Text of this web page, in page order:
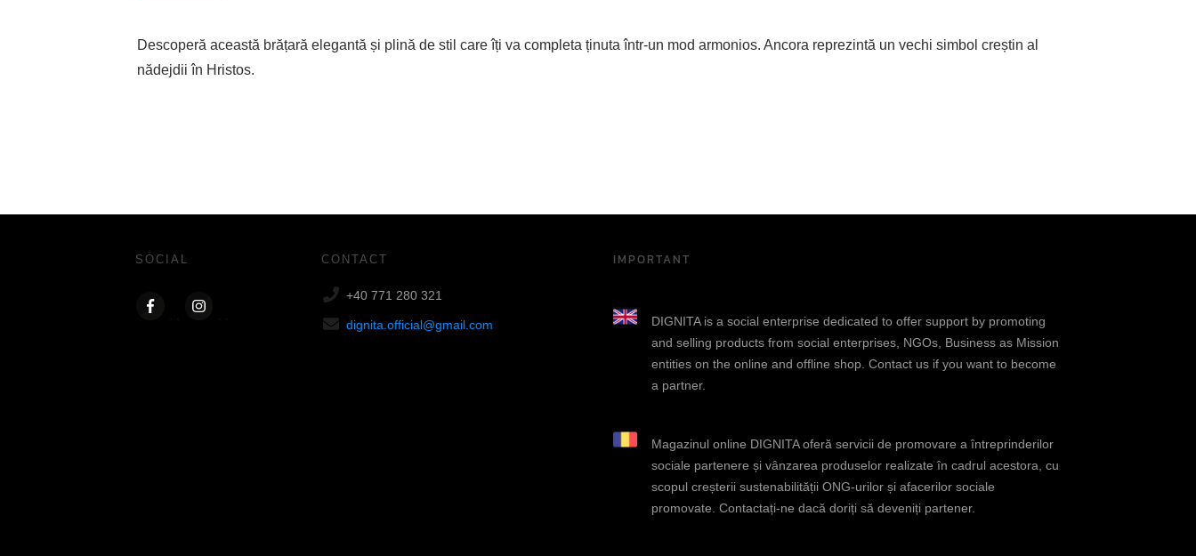
Descoperă această brățară elegantă și plină de stil care îți va completa ținuta într-un mod armonios. Ancora reprezintă un vechi simbol creștin al
nădejdii în Hristos.
SOCIAL CONTACT
+40 771 280 321
dignita.official@gmail.com
IMPORTANT
DIGNITA is a social enterprise dedicated to offer support by promoting
and selling products from social enterprises, NGOs, Business as Mission
entities on the online and offline shop. Contact us if you want to become
a partner.
Magazinul online DIGNITA oferă servicii de promovare a întreprinderilor
sociale partenere și vânzarea produselor realizate în cadrul acestora, cu
scopul creșterii sustenabilității ONG-urilor și afacerilor sociale
promovate. Contactați-ne dacă doriți să deveniți partener.